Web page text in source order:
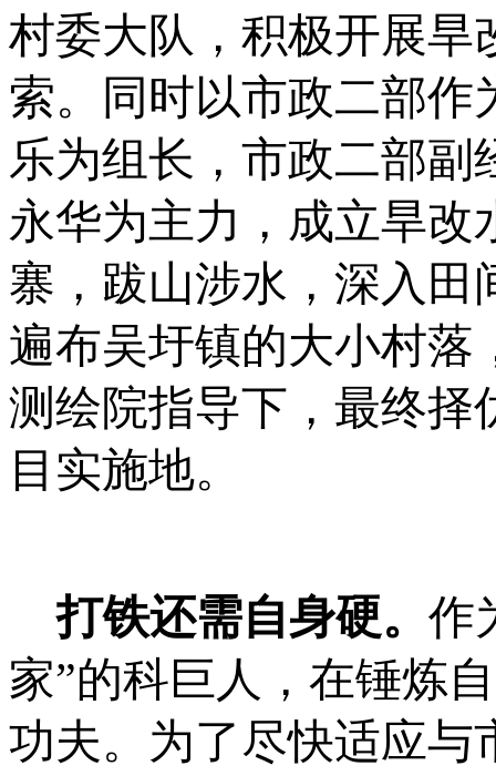
村委大队，积极开展旱
索。同时以市政二部作
乐为组长， 市政二部副
永华为主力，成立旱改
寨，跋山涉水，深入田
遍布吴圩镇的大小村落
测绘院指导下，最终择
目实施地。
打铁还需自身硬。 作
家”的科巨人，在锤炼
功夫。为了尽快适应与